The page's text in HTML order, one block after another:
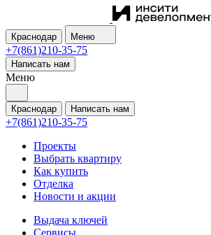
Краснодар Меню
+7(861)210-35-75
Написать нам
Меню
Краснодар Написать нам
+7(861)210-35-75
Проекты
Выбрать квартиру
Как купить
Отделка
Новости и акции
Выдача ключей
Сервисы